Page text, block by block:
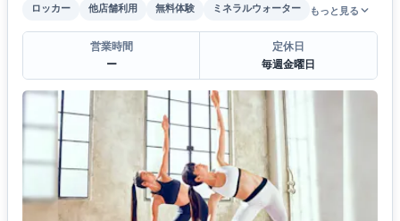
ロッカー
他店舗利用 無料体験 ミネラルウォーター もっと見る
営業時間
ー
定休日
毎週金曜日